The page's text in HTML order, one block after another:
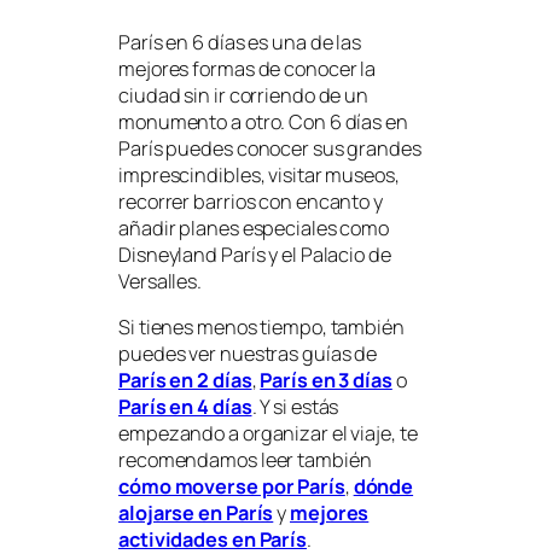
París en 6 días es una de las
mejores formas de conocer la
ciudad sin ir corriendo de un
monumento a otro. Con 6 días en
París puedes conocer sus grandes
imprescindibles, visitar museos,
recorrer barrios con encanto y
añadir planes especiales como
Disneyland París y el Palacio de
Versalles.
Si tienes menos tiempo, también
puedes ver nuestras guías de
París en 2 días,París en 3 díaso
París en 4 días. Y si estás
empezando a organizar el viaje, te
recomendamos leer también
cómo moverse por París,dónde
alojarse en Parísymejores
actividades en París.